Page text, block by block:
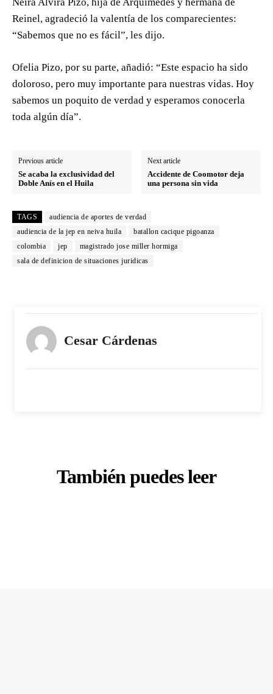
Reinel, agradeció la valentía de los comparecientes:
“Sabemos que no es fácil”, les dijo.
Ofelia Pizo, por su parte, añadió: “Este espacio ha sido
doloroso, pero muy importante para nuestras vidas. Hoy
sabemos un poquito de verdad y esperamos conocerla
toda algún día”.
Previous article
Se acaba la exclusividad del
Doble Anís en el Huila
Next article
Accidente de Coomotor deja
una persona sin vida
TAGS
audiencia de aportes de verdad
audiencia de la jep en neiva huila
batallon cacique pigoanza
colombia
jep
magistrado jose miller hormiga
sala de definicion de situaciones juridicas
Cesar Cárdenas
También puedes leer